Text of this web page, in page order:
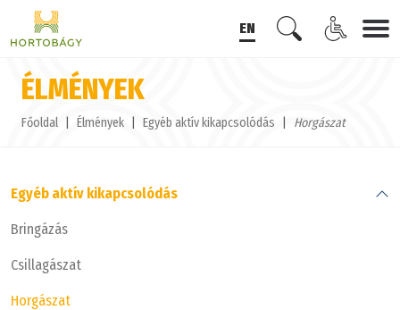
EN
ÉLMÉNYEK
Főoldal Élmények Egyéb aktív kikapcsolódás Horgászat
Egyéb aktív kikapcsolódás
Bringázás
Csillagászat
Horgászat